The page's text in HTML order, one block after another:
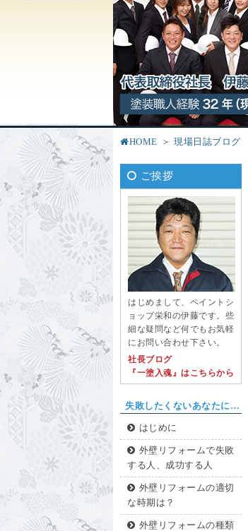
HOME 現場日誌ブログ
ご挨拶
はじめまして、ペイントシ
ョップ栄和の伊藤です。些
細な疑問など何でもお気軽
にお問い合わせ下さい。
社長ブログ
『一塗入魂』はこちらから
失敗したくないあなたに…
はじめに
外壁リフォームで失敗
する人、成功する人
外壁リフォームの適切
な時期は？
外壁リフォームの種類